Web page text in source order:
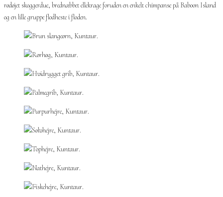
rødøjet skoggerdue, brednæbbet ellekrage foruden en enkelt chimpanse på Baboon Island
og en lille gruppe flodheste i floden.